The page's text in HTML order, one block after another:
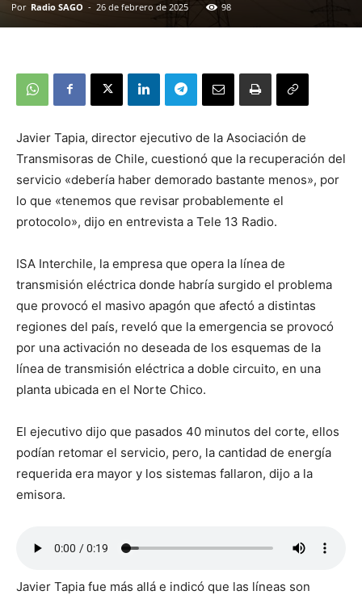
Por Radio SAGO - 26 de febrero de 2025 98
Javier Tapia, director ejecutivo de la Asociación de
Transmisoras de Chile, cuestionó que la recuperación del
servicio «debería haber demorado bastante menos», por
lo que «tenemos que revisar probablemente el
protocolo», dijo en entrevista a Tele 13 Radio.
ISA Interchile, la empresa que opera la línea de
transmisión eléctrica donde habría surgido el problema
que provocó el masivo apagón que afectó a distintas
regiones del país, reveló que la emergencia se provocó
por una activación no deseada de los esquemas de la
línea de transmisión eléctrica a doble circuito, en una
planta ubicada en el Norte Chico.
El ejecutivo dijo que pasados 40 minutos del corte, ellos
podían retomar el servicio, pero, la cantidad de energía
requerida era mayor y los sistemas fallaron, dijo a la
emisora.
Javier Tapia fue más allá e indicó que las líneas son